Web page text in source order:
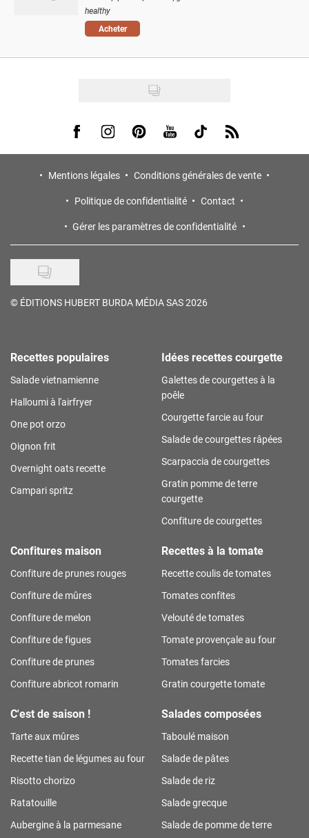
healthy
Acheter
Visit us on Facebook
Visit us on Instagram
Visit us on Pinterest
Visit us on Youtube
Visit us on Tiktok
Visit us on Rss
Mentions légales
Conditions générales de vente
Politique de confidentialité
Contact
Gérer les paramètres de confidentialité
© ÉDITIONS HUBERT BURDA MÉDIA SAS 2026
Recettes populaires
Salade vietnamienne
Halloumi à l'airfryer
One pot orzo
Oignon frit
Overnight oats recette
Campari spritz
Idées recettes courgette
Galettes de courgettes à la
poêle
Courgette farcie au four
Salade de courgettes râpées
Scarpaccia de courgettes
Gratin pomme de terre
courgette
Confiture de courgettes
Confitures maison
Confiture de prunes rouges
Confiture de mûres
Confiture de melon
Confiture de figues
Confiture de prunes
Confiture abricot romarin
Recettes à la tomate
Recette coulis de tomates
Tomates confites
Velouté de tomates
Tomate provençale au four
Tomates farcies
Gratin courgette tomate
C'est de saison !
Tarte aux mûres
Recette tian de légumes au four
Risotto chorizo
Ratatouille
Aubergine à la parmesane
Salades composées
Taboulé maison
Salade de pâtes
Salade de riz
Salade grecque
Salade de pomme de terre